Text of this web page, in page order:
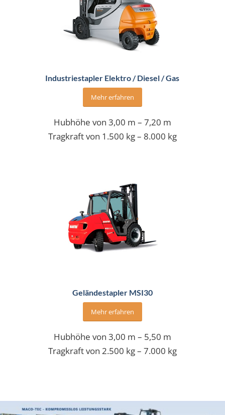
Industriestapler Elektro / Diesel / Gas
Mehr erfahren
Hubhöhe von 3,00 m – 7,20 m
Tragkraft von 1.500 kg – 8.000 kg
Geländestapler MSI30
Mehr erfahren
Hubhöhe von 3,00 m – 5,50 m
Tragkraft von 2.500 kg – 7.000 kg